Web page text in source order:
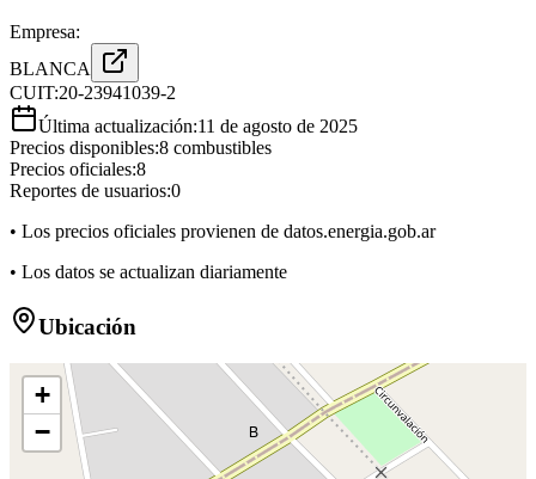
Empresa:
BLANCA
CUIT:20-23941039-2
Última actualización:11 de agosto de 2025
Precios disponibles:8 combustibles
Precios oficiales:8
Reportes de usuarios:0
• Los precios oficiales provienen de datos.energia.gob.ar
• Los datos se actualizan diariamente
Ubicación
B
+
−